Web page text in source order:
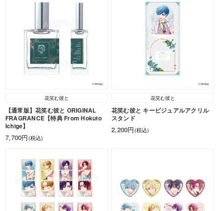
花笑む彼と
【通常版】花笑む彼と ORIGINAL
FRAGRANCE【特典 From Hokuto
Ichige】
7,700円(税込)
花笑む彼と
花笑む彼と キービジュアルアクリル
スタンド
2,200円(税込)